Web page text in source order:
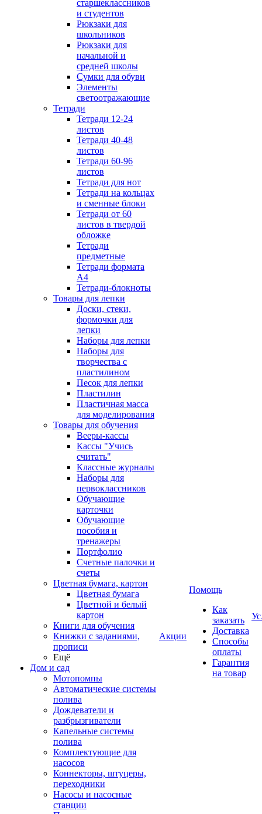
старшеклассников
и студентов
Рюкзаки для
школьников
Рюкзаки для
начальной и
средней школы
Сумки для обуви
Элементы
светоотражающие
Тетради
Тетради 12-24
листов
Тетради 40-48
листов
Тетради 60-96
листов
Тетради для нот
Тетради на кольцах
и сменные блоки
Тетради от 60
листов в твердой
обложке
Тетради
предметные
Тетради формата
А4
Тетради-блокноты
Товары для лепки
Доски, стеки,
формочки для
лепки
Наборы для лепки
Наборы для
творчества с
пластилином
Песок для лепки
Пластилин
Пластичная масса
для моделирования
Товары для обучения
Вееры-кассы
Кассы "Учись
считать"
Классные журналы
Наборы для
первоклассников
Обучающие
карточки
Обучающие
пособия и
тренажеры
Портфолио
Счетные палочки и
счеты
Цветная бумага, картон
Цветная бумага
Цветной и белый
картон
Книги для обучения
Книжки с заданиями,
прописи
Ещё
Дом и сад
Мотопомпы
Автоматические системы
полива
Дождеватели и
разбрызгиватели
Капельные системы
полива
Комплектующие для
насосов
Коннекторы, штуцеры,
переходники
Насосы и насосные
станции
Акции
Помощь
Как
заказать
Доставка
Способы
оплаты
Гарантия
на товар